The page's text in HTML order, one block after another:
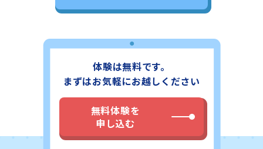
ング教室としてご好評いただいております。教室の場所・
だればと思います。教室の詳細ページでは、住所に加えて
に足をお運びになる場合にはぜひご覧ください。無料体験
も随時実施しておりますのでお気軽に「ピアラシティ」停
ー三郷教室にお問い合わせください。
体験は無料です。
まずはお気軽にお越しください
無料体験を
申し込む